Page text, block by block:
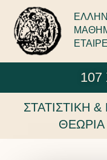
107
ΣΤΑΤΙΣΤΙΚΗ